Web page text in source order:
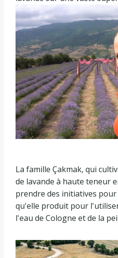
La famille Çakmak, qui
de lavande à haute teneur
prendre des initiatives
qu'elle produit pour
l'eau de Cologne et de la